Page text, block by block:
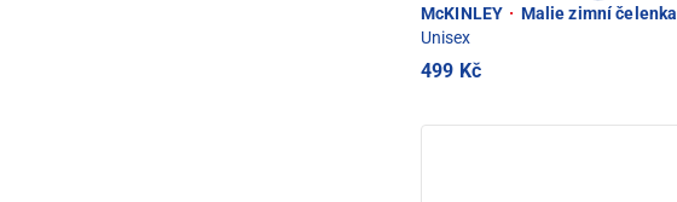
McKINLEY · Malie zimní čelenka
Unisex
499 Kč